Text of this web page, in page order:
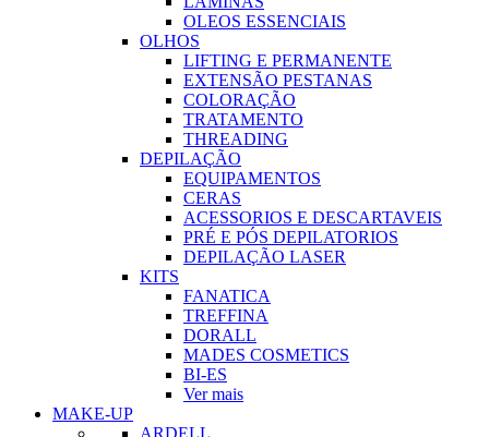
OLEOS ESSENCIAIS
OLHOS
LIFTING E PERMANENTE
EXTENSÃO PESTANAS
COLORAÇÃO
TRATAMENTO
THREADING
DEPILAÇÃO
EQUIPAMENTOS
CERAS
ACESSORIOS E DESCARTAVEIS
PRÉ E PÓS DEPILATORIOS
DEPILAÇÃO LASER
KITS
FANATICA
TREFFINA
DORALL
MADES COSMETICS
BI-ES
Ver mais
MAKE-UP
ARDELL